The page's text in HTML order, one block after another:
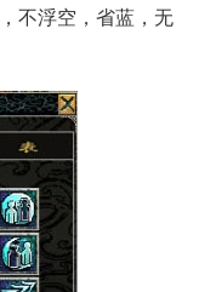
不浮空，省蓝，无